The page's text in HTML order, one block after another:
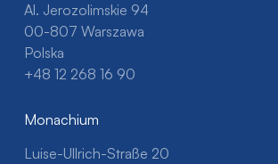
Al. Jerozolimskie 94
00-807 Warszawa
Polska
+48 12 268 16 90
Monachium
Luise-Ullrich-Straße 20